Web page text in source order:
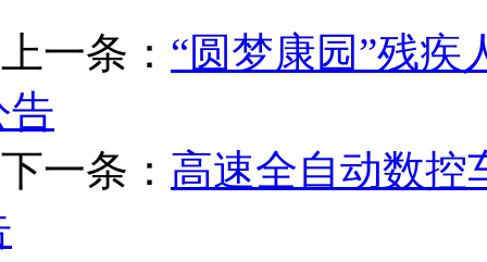
上一条： “圆梦康园”残疾
告
下一条： 高速全自动数控